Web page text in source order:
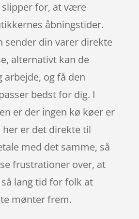
slipper for, at være
åbningstider.
sender din varer direkte
alternativt kan de
arbejde, og få den
bedst for dig. I
er der ingen kø køer er
her er det direkte til
med det samme, så
frustrationer over, at
lang tid for folk at
mønter frem.